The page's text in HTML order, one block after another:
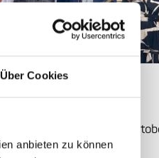
Über Cookies
anbieten zu können
Cinelli Murray
einen Blick
Donnerstag, 31.